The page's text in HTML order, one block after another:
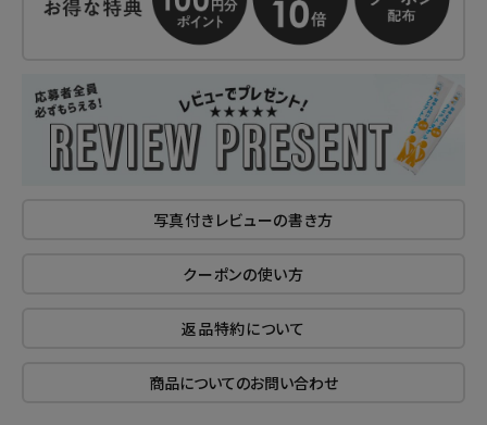
写真付きレビューの書き方
クーポンの使い方
返品特約について
商品についてのお問い合わせ